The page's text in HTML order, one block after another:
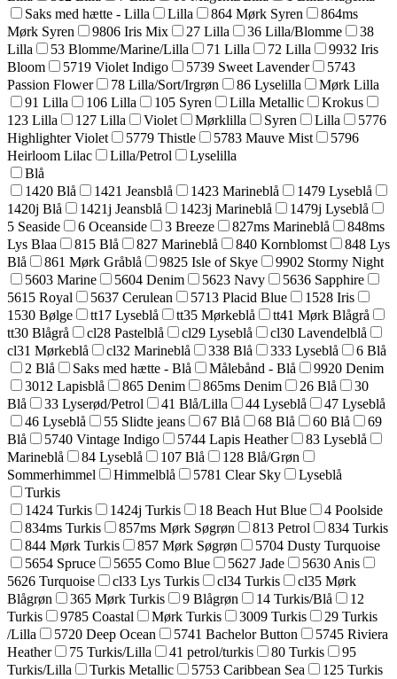
Saks med hætte - Lilla
Lilla 864 Mørk Syren
864ms
Mørk Syren
9806 Iris Mix 27 Lilla 36 Lilla/Blomme
38
Lilla
53 Blomme/Marine/Lilla 71 Lilla 72 Lilla
9932 Iris
Bloom
5719 Violet Indigo 5739 Sweet Lavender
5743
Passion Flower
78 Lilla/Sort/Irgrøn 86 Lyselilla
Mørk Lilla
91 Lilla
106 Lilla 105 Syren Lilla Metallic
Krokus
123 Lilla
127 Lilla Violet Mørklilla Syren Lilla
5776
Highlighter Violet
5779 Thistle 5783 Mauve Mist
5796
Heirloom Lilac
Lilla/Petrol
Lyselilla
Blå
1420 Blå
1421 Jeansblå 1423 Marineblå
1479 Lyseblå
1420j Blå
1421j Jeansblå 1423j Marineblå
1479j Lyseblå
5 Seaside
6 Oceanside 3 Breeze 827ms Marineblå
848ms
Lys Blaa
815 Blå 827 Marineblå 840 Kornblomst
848 Lys
Blå
861 Mørk Gråblå 9825 Isle of Skye
9902 Stormy Night
5603 Marine
5604 Denim 5623 Navy
5636 Sapphire
5615 Royal
5637 Cerulean 5713 Placid Blue
1528 Iris
1530 Bølge
tt17 Lyseblå tt35 Mørkeblå
tt41 Mørk Blågrå
tt30 Blågrå
cl28 Pastelblå cl29 Lyseblå
cl30 Lavendelblå
cl31 Mørkeblå
cl32 Marineblå 338 Blå 333 Lyseblå
6 Blå
2 Blå
Saks med hætte - Blå Målebånd - Blå
9920 Denim
3012 Lapisblå
865 Denim 865ms Denim 26 Blå
30
Blå
33 Lyserød/Petrol 41 Blå/Lilla 44 Lyseblå
47 Lyseblå
46 Lyseblå
55 Slidte jeans 67 Blå 68 Blå 60 Blå
69
Blå
5740 Vintage Indigo 5744 Lapis Heather
83 Lyseblå
Marineblå
84 Lyseblå 107 Blå
128 Blå/Grøn
Sommerhimmel
Himmelblå 5781 Clear Sky
Lyseblå
Turkis
1424 Turkis
1424j Turkis 18 Beach Hut Blue
4 Poolside
834ms Turkis
857ms Mørk Søgrøn 813 Petrol
834 Turkis
844 Mørk Turkis
857 Mørk Søgrøn
5704 Dusty Turquoise
5654 Spruce
5655 Como Blue 5627 Jade
5630 Anis
5626 Turquoise
cl33 Lys Turkis cl34 Turkis
cl35 Mørk
Blågrøn
365 Mørk Turkis 9 Blågrøn 14 Turkis/Blå
12
Turkis
9785 Coastal Mørk Turkis 3009 Turkis
29 Turkis
/Lilla
5720 Deep Ocean 5741 Bachelor Button
5745 Riviera
Heather
75 Turkis/Lilla 41 petrol/turkis 80 Turkis
95
Turkis/Lilla
Turkis Metallic 5753 Caribbean Sea
125 Turkis